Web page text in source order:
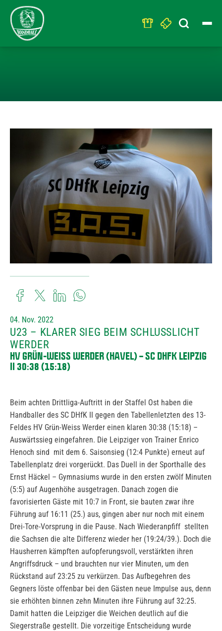
Search
for:
04. Nov. 2022
U23 – KLARER SIEG BEIM SCHLUSSLICHT
WERDER
HV GRÜN-WEISS WERDER (HAVEL) – SC DHFK LEIPZIG I
I 30:38 (15:18)
Beim achten Drittliga-Auftritt in der Staffel Ost haben die
Handballer des SC DHfK II gegen den Tabellenletzten des 13-
Feldes HV Grün-Weiss Werder einen klaren 30:38 (15:18) –
Auswärtssieg eingefahren. Die Leipziger von Trainer Enrico
Henoch sind mit dem 6. Saisonsieg (12:4 Punkte) erneut auf
Tabellenplatz drei vorgerückt. Das Duell in der Sporthalle des
Ernst Häckel – Gymnasiums wurde in den ersten zwölf Minuten
(5:5) auf Augenhöhe ausgetragen. Danach zogen die
favorisierten Gäste mit 10:7 in Front, sie bauten zwar ihre
Führung auf 16:11 (25.) aus, gingen aber nur noch mit einem
Drei-Tore-Vorsprung in die Pause. Nach Wiederanpfiff stellten
die Sachsen die alte Differenz wieder her (19:24/39.). Doch die
Hausherren kämpften aufopferungsvoll, verstärkten ihren
Angriffsdruck – und brauchten nur vier Minuten, um den
Rückstand auf 23:25 zu verkürzen. Das Aufbegehren des
Gegners löste offenbar bei den Gästen neue Impulse aus, denn
sie erhöhten binnen zehn Minuten ihre Führung auf 32:25.
Damit hatten die Leipziger die Weichen deutlich auf die
Siegerstraße gestellt. Die vorzeitige Entscheidung wurde